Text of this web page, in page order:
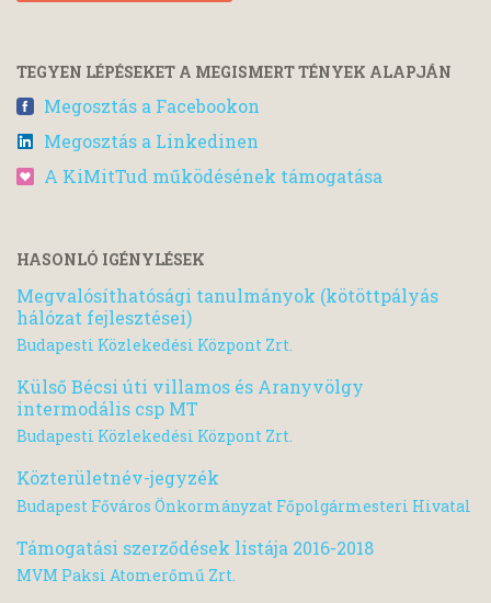
TEGYEN LÉPÉSEKET A MEGISMERT TÉNYEK ALAPJÁN
Megosztás a Facebookon
Megosztás a Linkedinen
A KiMitTud működésének támogatása
HASONLÓ IGÉNYLÉSEK
Megvalósíthatósági tanulmányok (kötöttpályás
hálózat fejlesztései)
Budapesti Közlekedési Központ Zrt.
Külső Bécsi úti villamos és Aranyvölgy
intermodális csp MT
Budapesti Közlekedési Központ Zrt.
Közterületnév-jegyzék
Budapest Főváros Önkormányzat Főpolgármesteri Hivatal
Támogatási szerződések listája 2016-2018
MVM Paksi Atomerőmű Zrt.